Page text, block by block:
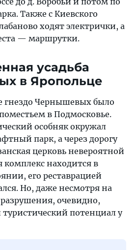
Также с Киевского
ходят электрички, а
— маршрутки.
усадьба
в Яропольце
гнездо Чернышевых было
в Подмосковье.
особняк окружал
парк, а через дорогу
церковь невероятной
комплекс находится в
его реставрацией
Но, даже несмотря на
очевидно,
потенциал у